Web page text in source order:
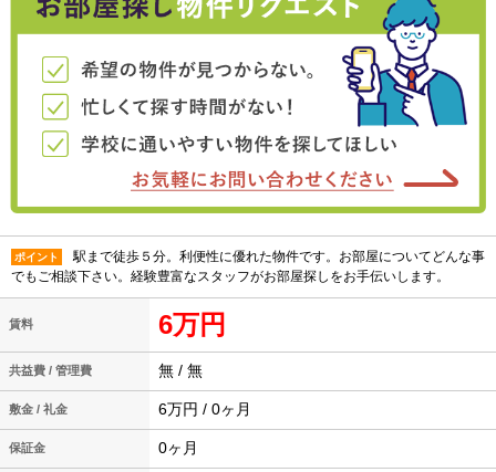
ポイント
駅まで徒歩５分。利便性に優れた物件です。お部屋についてどんな事
でもご相談下さい。経験豊富なスタッフがお部屋探しをお手伝いします。
賃料 6万円
共益費 / 管理費 無 / 無
敷金 / 礼金 6万円 / 0ヶ月
保証金 0ヶ月